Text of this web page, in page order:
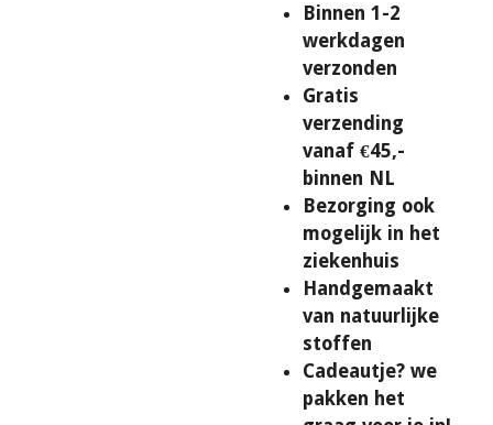
Binnen 1-2
werkdagen
verzonden
Gratis
verzending
vanaf €45,-
binnen NL
Bezorging ook
mogelijk in het
ziekenhuis
Handgemaakt
van natuurlijke
stoffen
Cadeautje? we
pakken het